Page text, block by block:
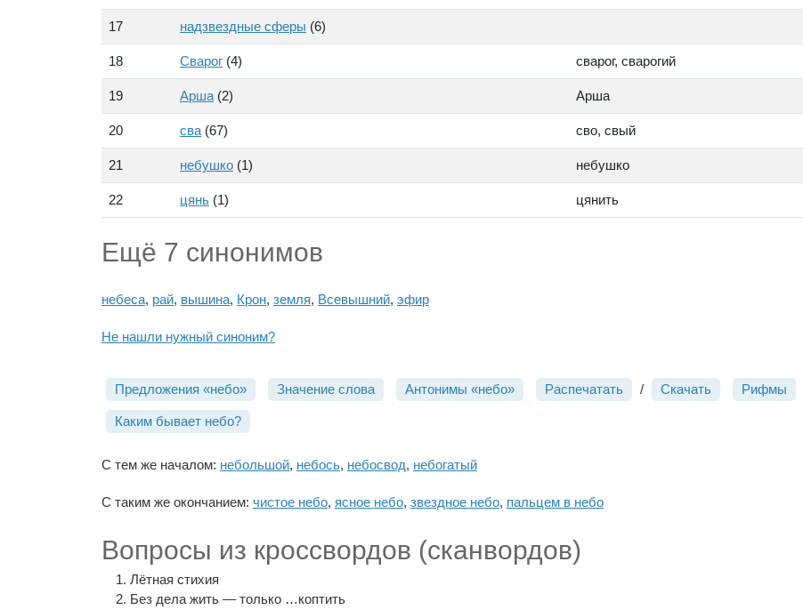
17 надзвездные сферы (6)
18 Сварог (4) сварог, сварогий
19 Арша (2) Арша
20 сва (67) сво, свый
21 небушко (1) небушко
22 цянь (1) цянить
Ещё 7 синонимов
небеса, рай, вышина, Крон, земля, Всевышний, эфир
Не нашли нужный синоним?
Предложения «небо» Значение слова Антонимы «небо» Распечатать / Скачать Рифмы
Каким бывает небо?
С тем же началом: небольшой, небось, небосвод, небогатый
С таким же окончанием: чистое небо, ясное небо, звездное небо, пальцем в небо
Вопросы из кроссвордов (сканвордов)
Лётная стихия
Без дела жить — только …коптить